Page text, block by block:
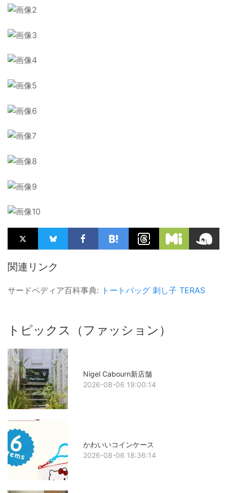
関連リンク
サードペディア百科事典: トートバッグ 刺し子 TERAS
トピックス（ファッション）
Nigel Cabourn新店舗
2026-08-06 19:00:14
かわいいコインケース
2026-08-06 18:36:14